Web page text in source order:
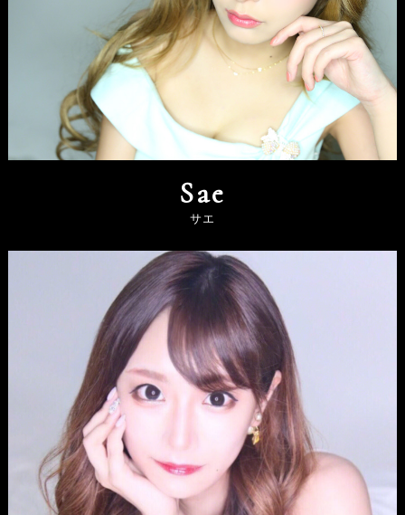
Sae
サエ